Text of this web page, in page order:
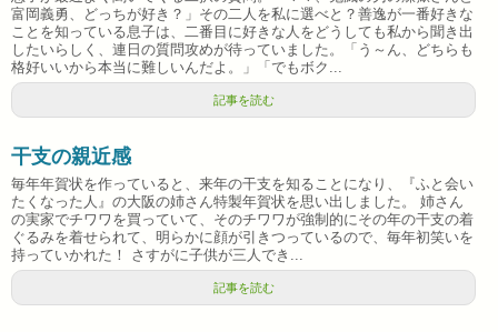
富岡義勇、どっちが好き？」その二人を私に選べと？善逸が一番好きな
ことを知っている息子は、二番目に好きな人をどうしても私から聞き出
したいらしく、連日の質問攻めが待っていました。「う～ん、どちらも
格好いいから本当に難しいんだよ。」「でもボク...
記事を読む
干支の親近感
毎年年賀状を作っていると、来年の干支を知ることになり、『ふと会い
たくなった人』の大阪の姉さん特製年賀状を思い出しました。 姉さん
の実家でチワワを買っていて、そのチワワが強制的にその年の干支の着
ぐるみを着せられて、明らかに顔が引きつっているので、毎年初笑いを
持っていかれた！ さすがに子供が三人でき...
記事を読む